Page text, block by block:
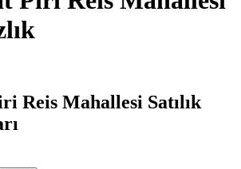
Reis Mahallesi Satılık